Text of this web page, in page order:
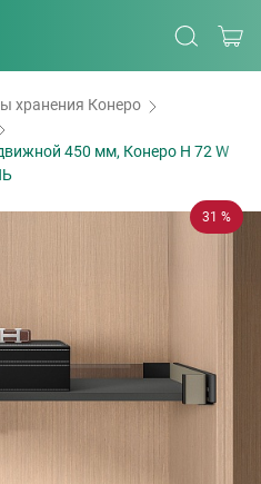
хранения Конеро
450 мм, Конеро H 72 W
31 %